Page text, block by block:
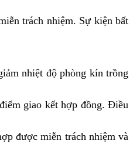
trách nhiệm. Sự kiện bất
nhiệt độ phòng kín trồng
giao kết hợp đồng. Điều
được miễn trách nhiệm và